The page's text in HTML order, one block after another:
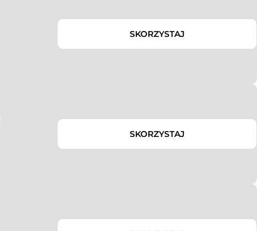
SKORZYSTAJ
SKORZYSTAJ